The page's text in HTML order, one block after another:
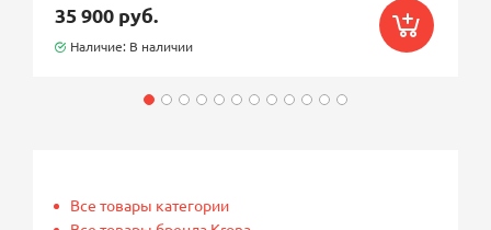
35 900 руб.
Наличие: В наличии
Все товары категории